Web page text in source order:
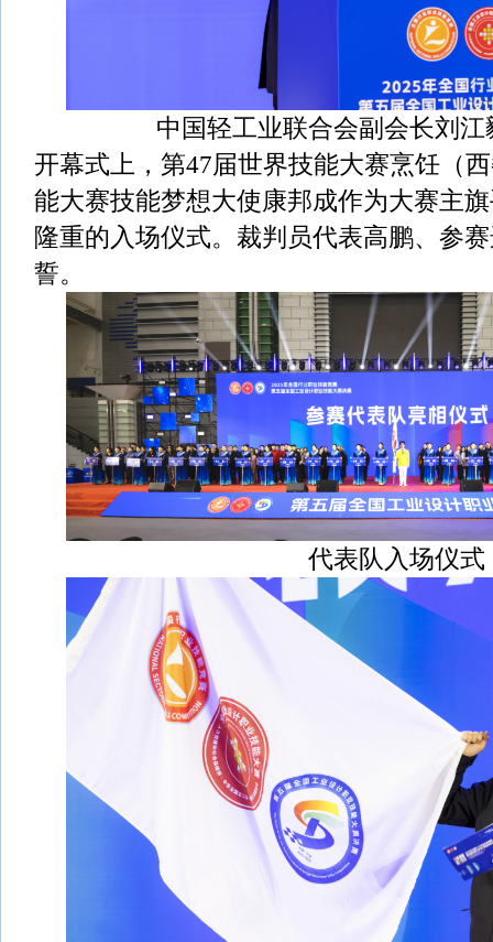
中国轻工业联合会副会长刘
开幕式上，第47届世界技能大赛烹饪（
能大赛技能梦想大使康邦成作为大赛主
隆重的入场仪式。裁判员代表高鹏、参
誓。
代表队入场仪式